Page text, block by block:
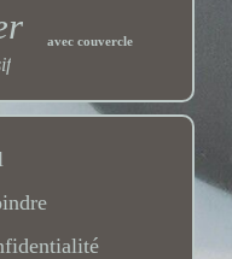
avec couvercle